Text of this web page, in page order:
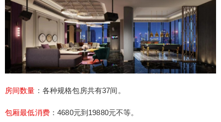
房间数量 ：各种规格包房共有37间。
包厢最低消费：4680元到19880元不等。
费尔蒙还是成都少有的高空KTV会所，晚上站在房
间窗户边就可以一览无余的欣赏成都的繁华夜景，
是高端商务人士休闲娱乐的不二选择。 房间数量：
各种规格包房共有37间。 包厢最低消费：4680元到
19880元不等。 包厢小费：2400元、2600元、280
0元共四个档次。 预定电话：13160091238 微信预
KTV地址：成都市武侯区天府大道中段269号。 以
扫描二维码继续阅读